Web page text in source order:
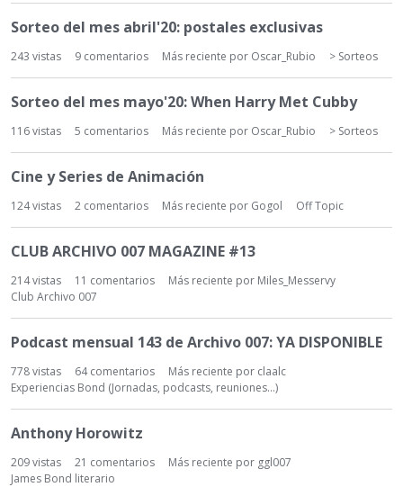
ó
n
Sorteo del mes abril'20: postales exclusivas
243 vistas 9 comentarios Más reciente por Oscar_Rubio > Sorteos
Sorteo del mes mayo'20: When Harry Met Cubby
116vistas 5 comentarios Más reciente por Oscar_Rubio > Sorteos
Cine y Series de Animación
124vistas 2 comentarios Más reciente por Gogol Off Topic
CLUB ARCHIVO 007 MAGAZINE #13
214vistas 11 comentarios Más reciente por Miles_Messervy
Club Archivo 007
Podcast mensual 143 de Archivo 007: YA DISPONIBLE
778vistas 64comentarios Más reciente por claalc
Experiencias Bond (Jornadas, podcasts, reuniones...)
Anthony Horowitz
209vistas 21 comentarios Más reciente por ggl007
James Bond literario